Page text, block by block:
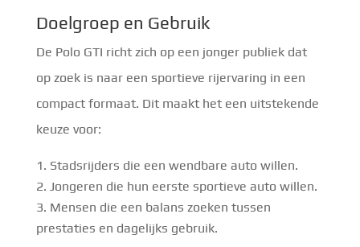
Doelgroep en Gebruik
De Polo GTI richt zich op een jonger publiek dat
op zoek is naar een sportieve rijervaring in een
compact formaat. Dit maakt het een uitstekende
keuze voor:
Stadsrijders die een wendbare auto willen.
Jongeren die hun eerste sportieve auto willen.
Mensen die een balans zoeken tussen
prestaties en dagelijks gebruik.